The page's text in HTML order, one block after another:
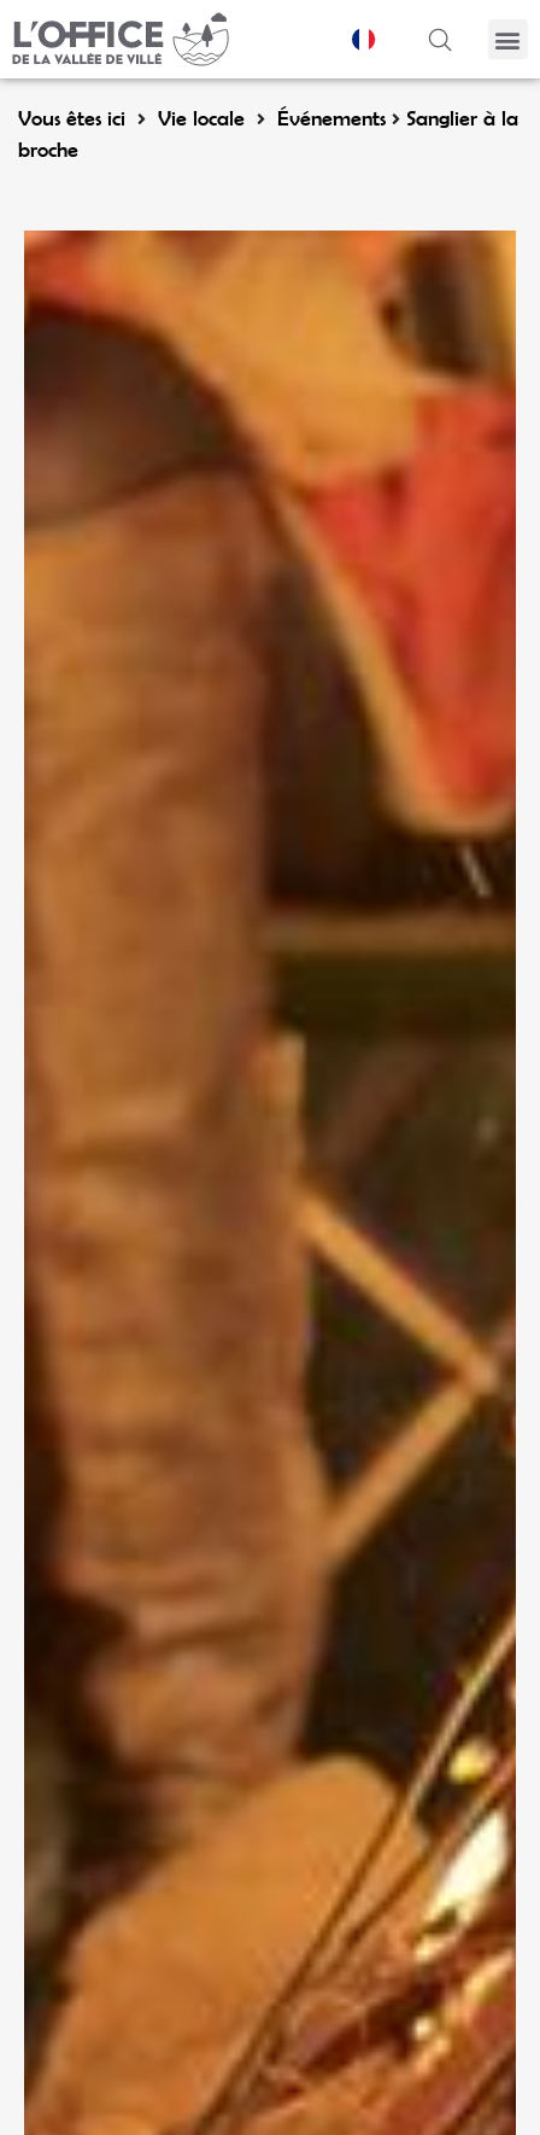
Vous êtes ici Vie locale Événements
Sanglier à la
broche
Panneau de gestion des cookies